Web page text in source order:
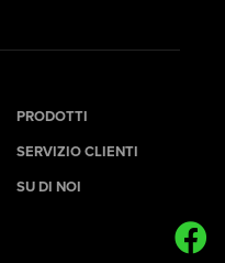
PRODOTTI
SERVIZIO CLIENTI
SU DI NOI